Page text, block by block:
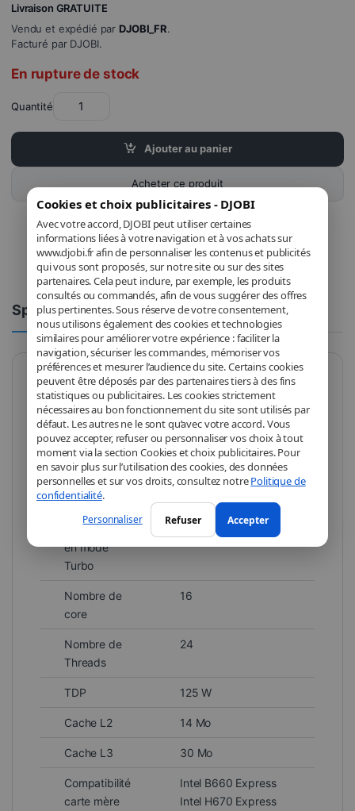
Cookies et choix publicitaires - DJOBI
Avec votre accord, DJOBI peut utiliser certaines
informations liées à votre navigation et à vos achats sur
www.djobi.fr afin de personnaliser les contenus et publicités
qui vous sont proposés, sur notre site ou sur des sites
partenaires. Cela peut inclure, par exemple, les produits
consultés ou commandés, afin de vous suggérer des offres
plus pertinentes. Sous réserve de votre consentement,
nous utilisons également des cookies et technologies
similaires pour améliorer votre expérience : faciliter la
navigation, sécuriser les commandes, mémoriser vos
préférences et mesurer l’audience du site. Certains cookies
peuvent être déposés par des partenaires tiers à des fins
statistiques ou publicitaires. Les cookies strictement
nécessaires au bon fonctionnement du site sont utilisés par
défaut. Les autres ne le sont qu’avec votre accord. Vous
pouvez accepter, refuser ou personnaliser vos choix à tout
moment via la section Cookies et choix publicitaires. Pour
en savoir plus sur l’utilisation des cookies, des données
personnelles et sur vos droits, consultez notrePolitique de
confidentialité.
Personnaliser Refuser Accepter
Livraison GRATUITE
Vendu et expédié parDJOBI_FR.
Facturé par DJOBI.
En rupture de stock
Quantité
Ajouter au panier
Acheter ce produit
Spécifications Commentaires
Marque
Modèle BX8071512900K
Socket LGA 1700
Fréquence
CPU
3.2 GHz
Fréquence
en mode
Turbo
5.2 GHz
Nombre de
core
16
Nombre de
Threads
24
TDP 125 W
Cache L2 14 Mo
Cache L3 30 Mo
Compatibilité
carte mère
Intel B660 Express
Intel H670 Express